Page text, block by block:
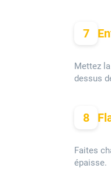
7
Mettez
dessus
8
Faites
épaisse.